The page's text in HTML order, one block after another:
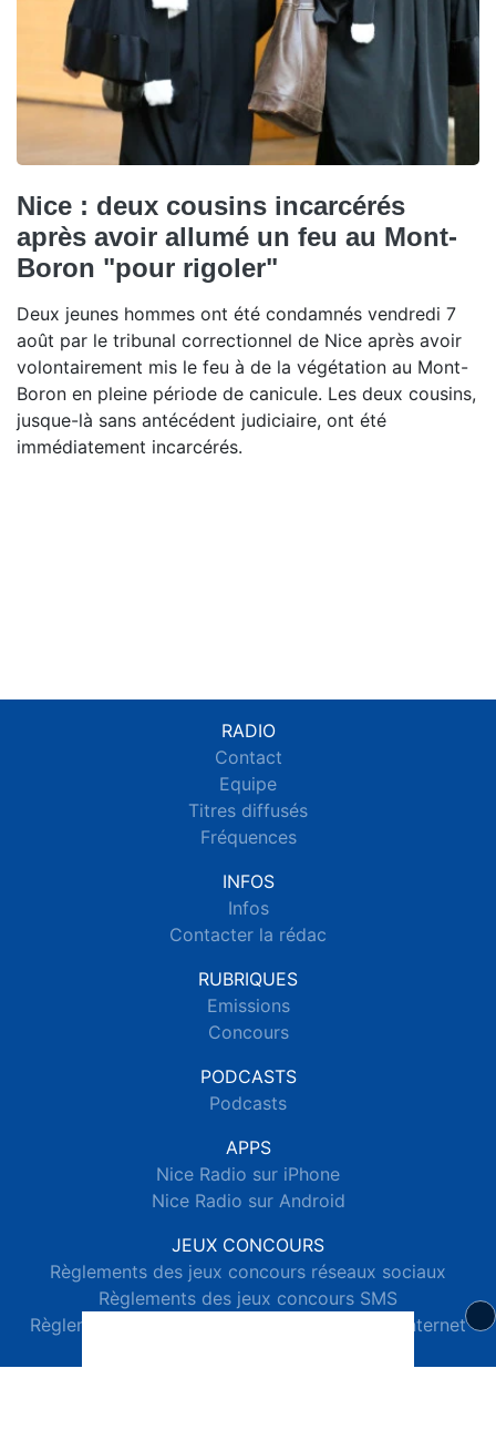
Nice : deux cousins incarcérés
après avoir allumé un feu au Mont-
Boron "pour rigoler"
Deux jeunes hommes ont été condamnés vendredi 7
août par le tribunal correctionnel de Nice après avoir
volontairement mis le feu à de la végétation au Mont-
Boron en pleine période de canicule. Les deux cousins,
jusque-là sans antécédent judiciaire, ont été
immédiatement incarcérés.
RADIO
Contact
Equipe
Titres diffusés
Fréquences
INFOS
Infos
Contacter la rédac
RUBRIQUES
Emissions
Concours
PODCASTS
Podcasts
APPS
Nice Radio sur iPhone
Nice Radio sur Android
JEUX CONCOURS
Règlements des jeux concours réseaux sociaux
Règlements des jeux concours SMS
Règlements des jeux concours téléphone et internet